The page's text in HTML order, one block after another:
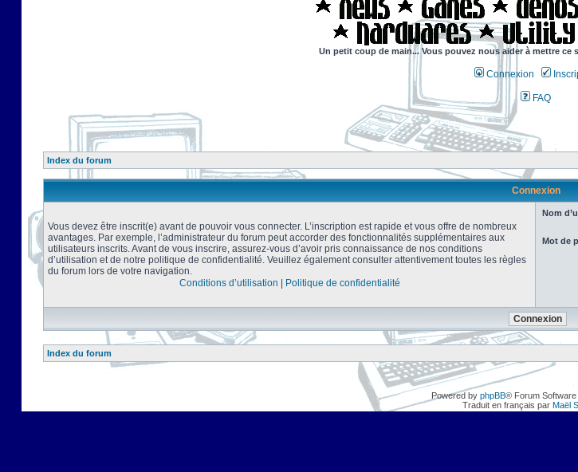
Un petit coup de main... Vous pouvez nous aider à mettre ce
Connexion
FAQ
Index du forum
Connexion
Vous devez être inscrit(e) avant de pouvoir vous connecter. L’inscription est rapide et vous offre de nombreux
avantages. Par exemple, l’administrateur du forum peut accorder des fonctionnalités supplémentaires aux
utilisateurs inscrits. Avant de vous inscrire, assurez-vous d’avoir pris connaissance de nos conditions
d’utilisation et de notre politique de confidentialité. Veuillez également consulter attentivement toutes les règles
du forum lors de votre navigation.
Conditions d’utilisation
Politique de confidentialité
Nom
Mot de
Index du forum
Powered by phpBB® Forum
Traduit en français par Maël